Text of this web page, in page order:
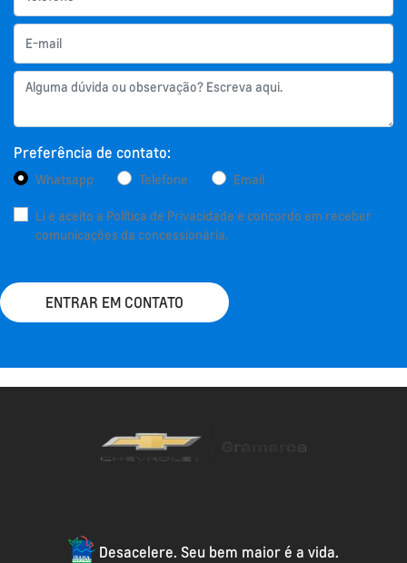
Preferência de contato:
Whatsapp Telefone Email
Li e aceito a Política de Privacidade e concordo em receber
comunicações da concessionária.
ENTRAR EM CONTATO
Desacelere. Seu bem maior é a vida.